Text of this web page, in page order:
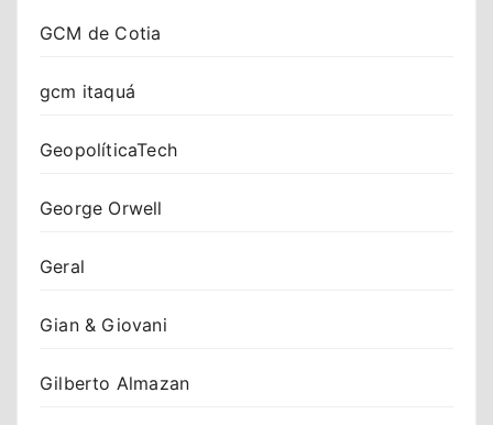
GCM de Cotia
gcm itaquá
GeopolíticaTech
George Orwell
Geral
Gian & Giovani
Gilberto Almazan